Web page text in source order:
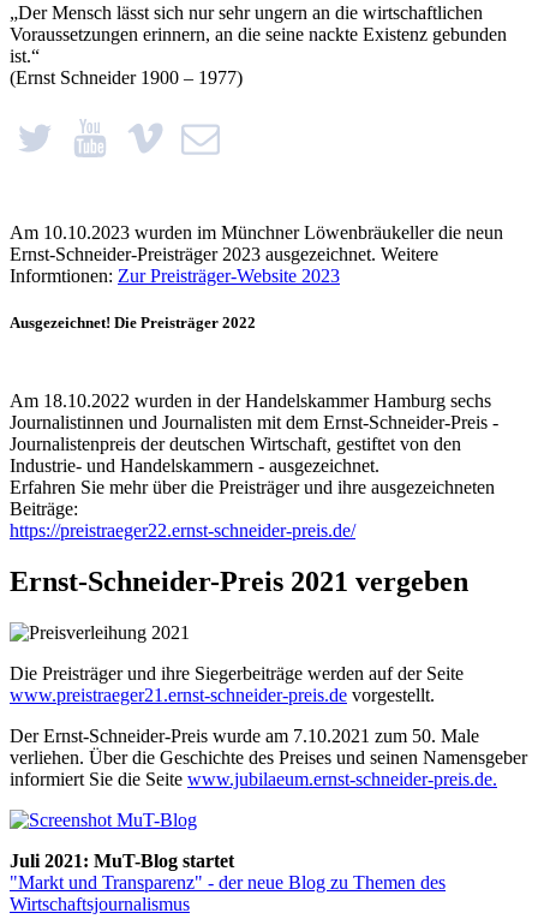
„Der Mensch lässt sich nur sehr ungern an die wirtschaftlichen
Voraussetzungen erinnern, an die seine nackte Existenz gebunden
ist.“
(Ernst Schneider 1900 – 1977)
Am 10.10.2023 wurden im Münchner Löwenbräukeller die neun
Ernst-Schneider-Preisträger 2023 ausgezeichnet. Weitere
Informtionen: Zur Preisträger-Website 2023
Ausgezeichnet! Die Preisträger 2022
Am 18.10.2022 wurden in der Handelskammer Hamburg sechs
Journalistinnen und Journalisten mit dem Ernst-Schneider-Preis -
Journalistenpreis der deutschen Wirtschaft, gestiftet von den
Industrie- und Handelskammern - ausgezeichnet.
Erfahren Sie mehr über die Preisträger und ihre ausgezeichneten
Beiträge:
https://preistraeger22.ernst-schneider-preis.de/
Ernst-Schneider-Preis 2021 vergeben
Die Preisträger und ihre Siegerbeiträge werden auf der Seite
www.preistraeger21.ernst-schneider-preis.de vorgestellt.
Der Ernst-Schneider-Preis wurde am 7.10.2021 zum 50. Male
verliehen. Über die Geschichte des Preises und seinen Namensgeber
informiert Sie die Seite www.jubilaeum.ernst-schneider-preis.de.
Juli 2021: MuT-Blog startet
"Markt und Transparenz" - der neue Blog zu Themen des
Wirtschaftsjournalismus